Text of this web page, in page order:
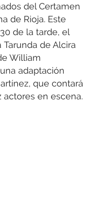
del Certamen
de Rioja. Este
de la tarde, el
de Alcira
William
adaptación
que contará
en escena.